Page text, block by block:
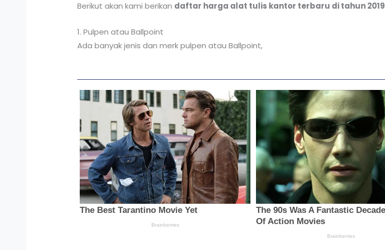
Berikut akan kami berikan daftar harga alat tulis kantor terbaru di tahun 2019
1. Pulpen atau Ballpoint
Ada banyak jenis dan merk pulpen atau Ballpoint,